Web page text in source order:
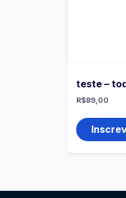
teste –
R$89,00